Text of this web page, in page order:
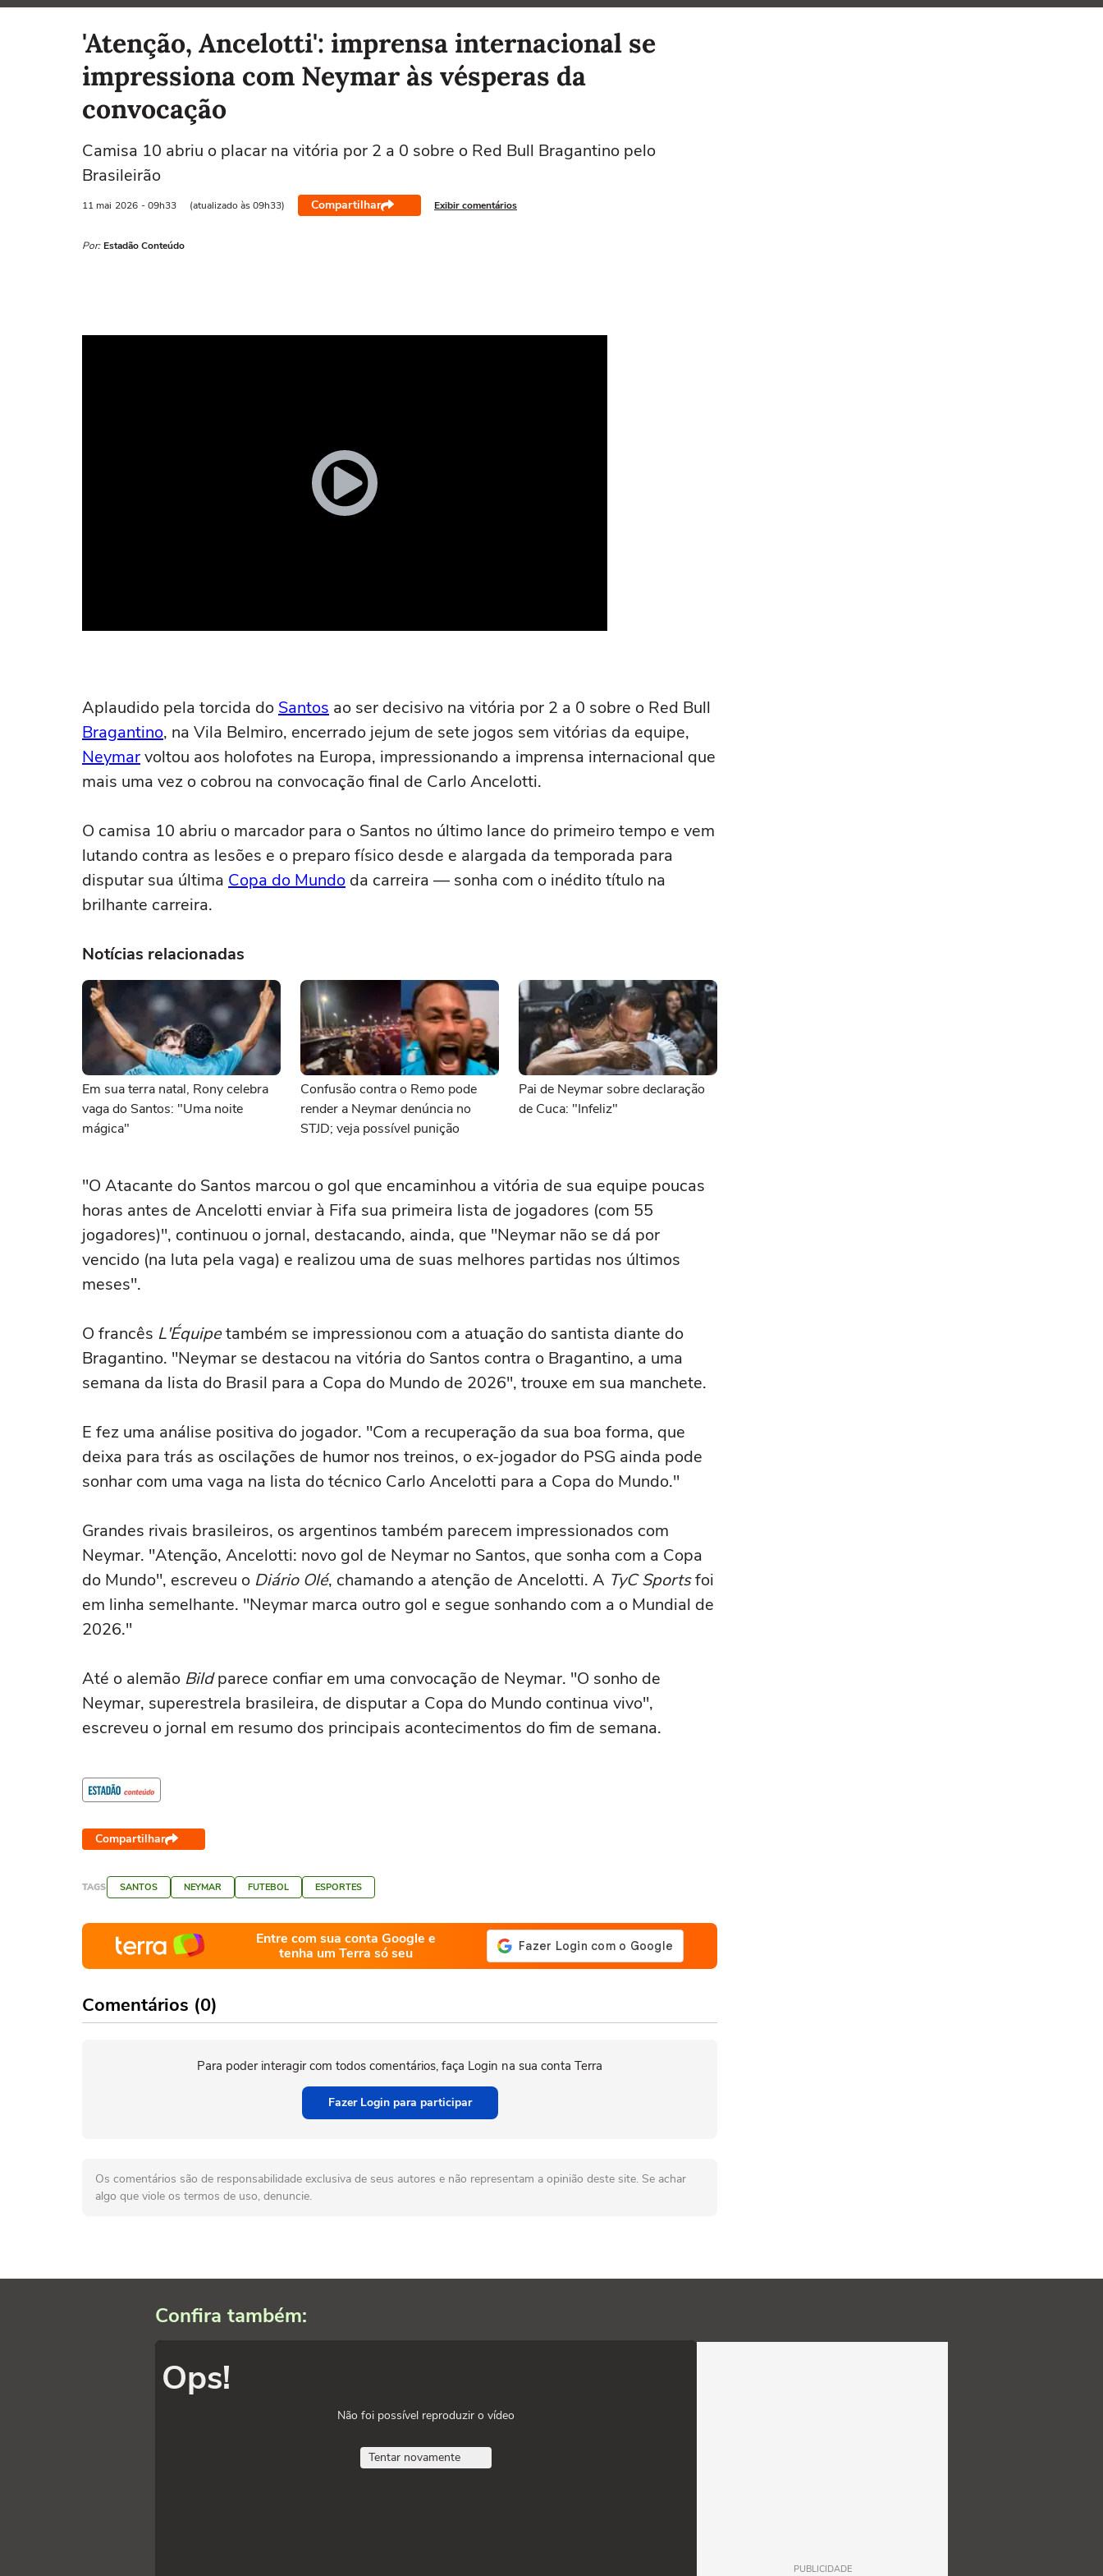
'Atenção, Ancelotti': imprensa internacional se
impressiona com Neymar às vésperas da
convocação
Camisa 10 abriu o placar na vitória por 2 a 0 sobre o Red Bull Bragantino pelo
Brasileirão
11 mai 2026 - 09h33 (atualizado às 09h33) Compartilhar Exibir comentários
Por: Estadão Conteúdo
Aplaudido pela torcida do Santos ao ser decisivo na vitória por 2 a 0 sobre o Red Bull
Bragantino, na Vila Belmiro, encerrado jejum de sete jogos sem vitórias da equipe,
Neymarvoltou aos holofotes na Europa, impressionando a imprensa internacional que
mais uma vez o cobrou na convocação final de Carlo Ancelotti.
O camisa 10 abriu o marcador para o Santos no último lance do primeiro tempo e vem
lutando contra as lesões e o preparo físico desde e alargada da temporada para
disputar sua última Copa do Mundo da carreira — sonha com o inédito título na
brilhante carreira.
Notícias relacionadas
Em sua terra natal, Rony celebra
vaga do Santos: "Uma noite
mágica"
Confusão contra o Remo pode
render a Neymar denúncia no
STJD; veja possível punição
Pai de Neymar sobre declaração
de Cuca: "Infeliz"
"O Atacante do Santos marcou o gol que encaminhou a vitória de sua equipe poucas
horas antes de Ancelotti enviar à Fifa sua primeira lista de jogadores (com 55
jogadores)", continuou o jornal, destacando, ainda, que "Neymar não se dá por
vencido (na luta pela vaga) e realizou uma de suas melhores partidas nos últimos
meses".
O francês L'Équipetambém se impressionou com a atuação do santista diante do
Bragantino. "Neymar se destacou na vitória do Santos contra o Bragantino, a uma
semana da lista do Brasil para a Copa do Mundo de 2026", trouxe em sua manchete.
E fez uma análise positiva do jogador. "Com a recuperação da sua boa forma, que
deixa para trás as oscilações de humor nos treinos, o ex-jogador do PSG ainda pode
sonhar com uma vaga na lista do técnico Carlo Ancelotti para a Copa do Mundo."
Grandes rivais brasileiros, os argentinos também parecem impressionados com
Neymar. "Atenção, Ancelotti: novo gol de Neymar no Santos, que sonha com a Copa
do Mundo", escreveu o Diário Olé, chamando a atenção de Ancelotti. A TyC Sportsfoi
em linha semelhante. "Neymar marca outro gol e segue sonhando com a o Mundial de
2026."
Até o alemão Bildparece confiar em uma convocação de Neymar. "O sonho de
Neymar, superestrela brasileira, de disputar a Copa do Mundo continua vivo",
escreveu o jornal em resumo dos principais acontecimentos do fim de semana.
Compartilhar
TAGS SANTOS NEYMAR FUTEBOL ESPORTES
Entre com sua conta Google e
tenha um Terra só seu
Comentários (0)
Para poder interagir com todos comentários, faça Login na sua conta Terra
Fazer Login para participar
Os comentários são de responsabilidade exclusiva de seus autores e não representam a opinião deste site. Se achar
algo que viole os termos de uso, denuncie.
Confira também:
Ops!
Não foi possível reproduzir o vídeo
Tentar novamente
PUBLICIDADE